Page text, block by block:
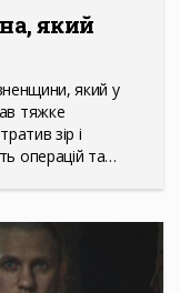
який
який у
тяжке
зір і
операцій та…